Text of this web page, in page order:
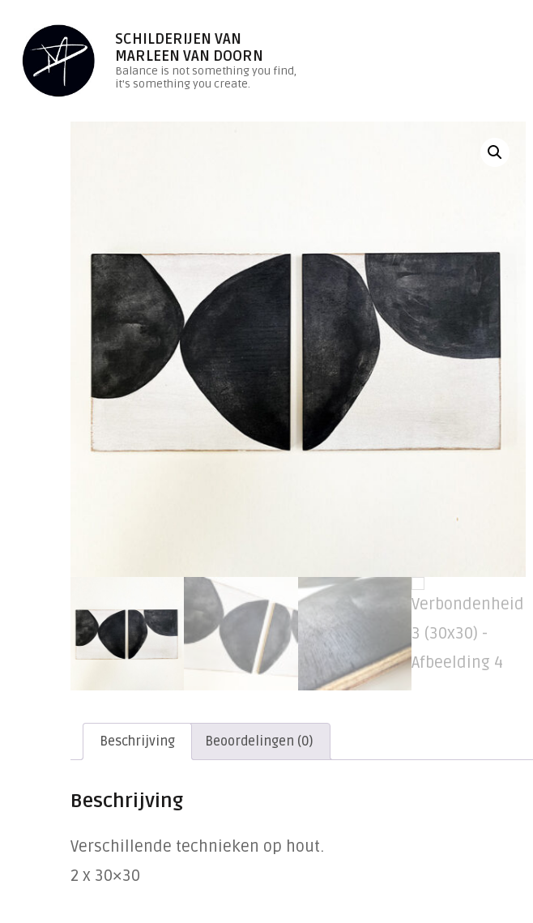
SCHILDERIJEN VAN
MARLEEN VAN DOORN
Balance is not something you find,
it's something you create.
Beschrijving Beoordelingen (0)
Beschrijving
Verschillende technieken op hout.
2 x 30×30